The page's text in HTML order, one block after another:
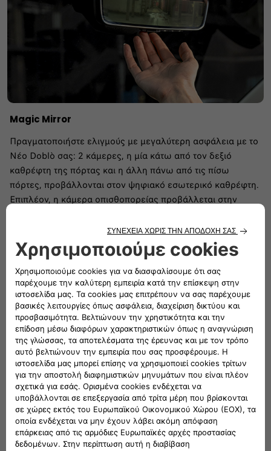
Magic Mirror
Πραγματοποιήστε ελιγμούς με μεγαλύτερη ασφάλεια με το
Νέο Doblò σας: 2 κάμερες, η μία κάτω από τον δεξιό
καθρέφτη της πόρτας και η άλλη πάνω από τις πίσω
πόρτες, προβάλλονται στον ψηφιακό εσωτερικό καθρέφτη.
Επιπλέον, η κάμερα οπισθοπορείας προβάλλεται στην
Ασφάλεια
Το Νέο Doblò παρέχεται με 16 ενεργά και παθητικά
Προηγμένα Συστήματα Υποστήριξης Οδήγησης. Αυτό
σημαίνει ότι με τα ADAS θα έχετε πάντοτε υποστήριξη κατά